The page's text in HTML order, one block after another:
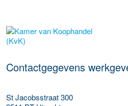
Meer werkgever details
Contactgegevens
St Jacobsstraat 300